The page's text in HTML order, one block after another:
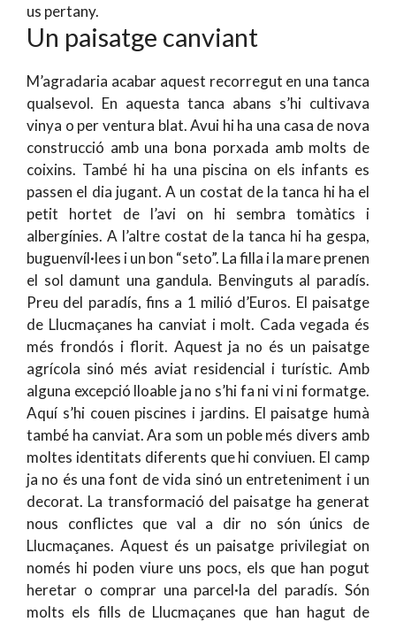
us pertany.
Un paisatge canviant
M’agradaria acabar aquest recorregut en una tanca
qualsevol. En aquesta tanca abans s’hi cultivava
vinya o per ventura blat. Avui hi ha una casa de nova
construcció amb una bona porxada amb molts de
coixins. També hi ha una piscina on els infants es
passen el dia jugant. A un costat de la tanca hi ha el
petit hortet de l’avi on hi sembra tomàtics i
albergínies. A l’altre costat de la tanca hi ha gespa,
buguenvíl·lees i un bon “seto”. La filla i la mare prenen
el sol damunt una gandula. Benvinguts al paradís.
Preu del paradís, fins a 1 milió d’Euros. El paisatge
de Llucmaçanes ha canviat i molt. Cada vegada és
més frondós i florit. Aquest ja no és un paisatge
agrícola sinó més aviat residencial i turístic. Amb
alguna excepció lloable ja no s’hi fa ni vi ni formatge.
Aquí s’hi couen piscines i jardins. El paisatge humà
també ha canviat. Ara som un poble més divers amb
moltes identitats diferents que hi conviuen. El camp
ja no és una font de vida sinó un entreteniment i un
decorat. La transformació del paisatge ha generat
nous conflictes que val a dir no són únics de
Llucmaçanes. Aquest és un paisatge privilegiat on
només hi poden viure uns pocs, els que han pogut
heretar o comprar una parcel·la del paradís. Són
molts els fills de Llucmaçanes que han hagut de